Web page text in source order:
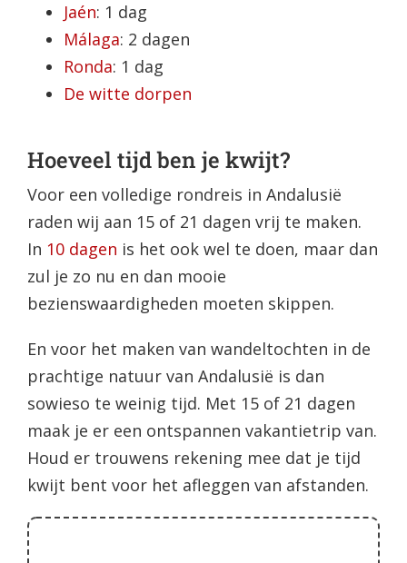
Jaén: 1 dag
Málaga: 2 dagen
Ronda: 1 dag
De witte dorpen
Hoeveel tijd ben je kwijt?
Voor een volledige rondreis in Andalusië
raden wij aan 15 of 21 dagen vrij te maken.
In 10 dagen is het ook wel te doen, maar dan
zul je zo nu en dan mooie
bezienswaardigheden moeten skippen.
En voor het maken van wandeltochten in de
prachtige natuur van Andalusië is dan
sowieso te weinig tijd. Met 15 of 21 dagen
maak je er een ontspannen vakantietrip van.
Houd er trouwens rekening mee dat je tijd
kwijt bent voor het afleggen van afstanden.